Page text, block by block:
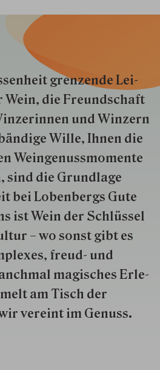
gren­zende Lei­
Wein, die Freund­schaft
und Win­zern
Wille, Ihnen die
Wein­genuss­momente
sind die Grund­lage
bei Lobenbergs Gute
ist Wein der Schlüs­sel
– wo sonst gibt es
freud- und
ma­gisch­es Er­le­
am Tisch der
ver­eint im Genuss.